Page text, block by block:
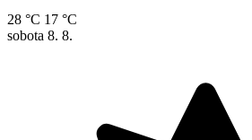
28 °C 17 °C
sobota 8. 8.